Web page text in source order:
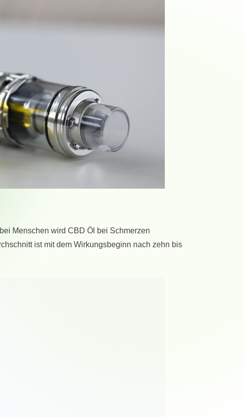
Menschen wird CBD Öl bei Schmerzen
ist mit dem Wirkungsbeginn nach zehn bis